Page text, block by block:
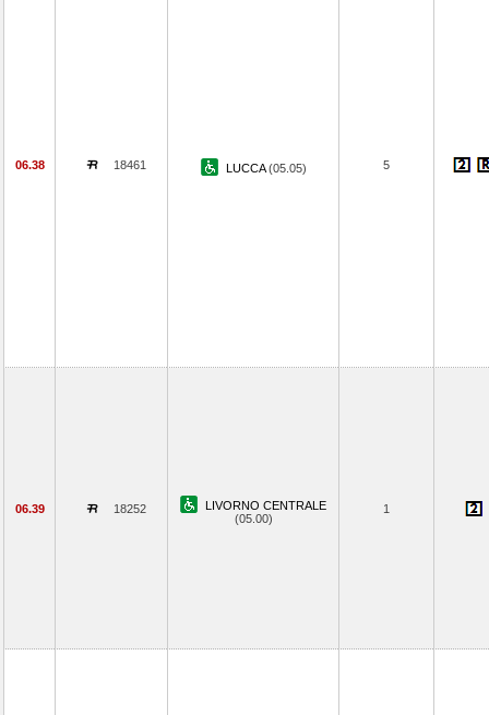
06.38 18461 LUCCA(05.05) 5
06.39 18252
LIVORNO CENTRALE
(05.00)
1